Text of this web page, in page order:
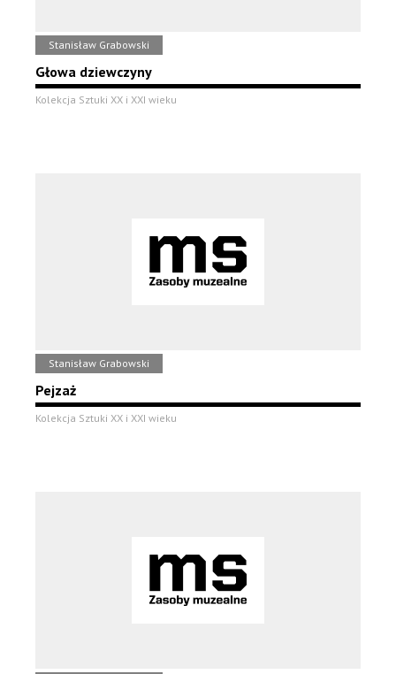
Stanisław Grabowski
Głowa dziewczyny
Kolekcja Sztuki XX i XXI wieku
Stanisław Grabowski
Pejzaż
Kolekcja Sztuki XX i XXI wieku